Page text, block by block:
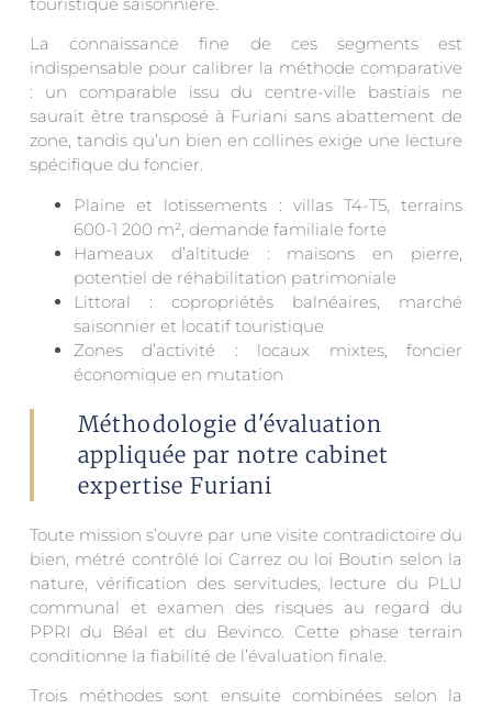
La connaissance fine de ces segments est
indispensable pour calibrer la méthode comparative
: un comparable issu du centre-ville bastiais ne
saurait être transposé à Furiani sans abattement de
zone, tandis qu’un bien en collines exige une lecture
spécifique du foncier.
Plaine et lotissements : villas T4-T5, terrains
600-1 200 m², demande familiale forte
Hameaux d’altitude : maisons en pierre,
potentiel de réhabilitation patrimoniale
Littoral : copropriétés balnéaires, marché
saisonnier et locatif touristique
Zones d’activité : locaux mixtes, foncier
économique en mutation
Méthodologie d'évaluation
appliquée par notre cabinet
expertise Furiani
Toute mission s’ouvre par une visite contradictoire du
bien, métré contrôlé loi Carrez ou loi Boutin selon la
nature, vérification des servitudes, lecture du PLU
communal et examen des risques au regard du
PPRI du Béal et du Bevinco. Cette phase terrain
conditionne la fiabilité de l’évaluation finale.
Trois méthodes sont ensuite combinées selon la